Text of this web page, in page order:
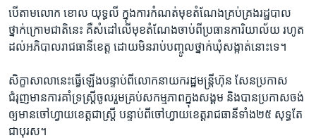
បើ​តាម​លោក​ ​ខោល យុទ្ធលី​ ​ក្នុង​ការ​កំណត់​មុខតំណែង​គ្រប់គ្រង​រដ្ឋបាល​
ថ្នាក់​ក្រោម​ជាតិនេះ​ គឺ​សំដៅ​លើមុខតំណែង​ចាប់ពីប្រធាន​ការិយាល័យ​ ​រហូត​
ដល់​អភិបាល​រាជធានី​ខេត្ត​ ​ដោយ​មិន​រាប់​បញ្ចូលថ្នាក់​ឃុំ​សង្កាត់​នោះ​ទេ។
សិក្ខាសាលា​នេះ​ធ្វើ​ឡើង​បន្ទាប់​ពី​លោក​នាយករដ្ឋមន្រ្តីហ៊ុន សែនប្រកាស​
ជំរុញ​មានការ​គាំទ្រ​ស្រ្តី​ចូល​រួម​គ្រប់​សកម្មភាព​ក្នុង​សង្គម​ ​និង​បាន​ប្រកាស​ចង់​
ឲ្យ​មាន​ចៅ​ហ្វាយ​ខេត្ត​ជាស្រ្តី ​បន្ទាប់​ពី​ចៅហ្វាយ​ខេត្ត​រាជធានី​ទាំង​២៥ សុទ្ធ​តែ​
ជា​បុរស។​